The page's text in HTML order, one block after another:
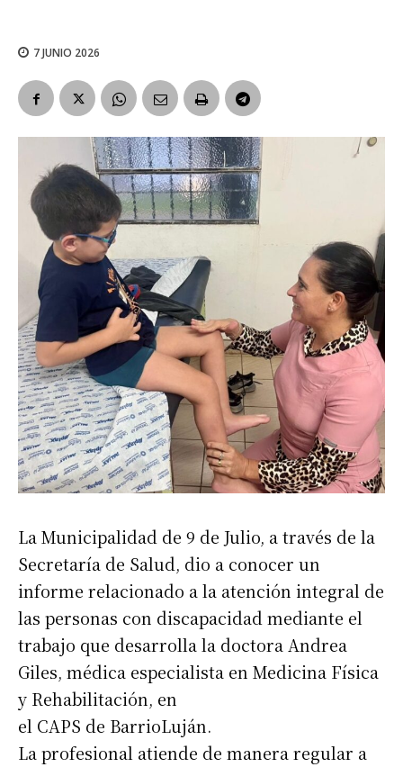
7 JUNIO 2026
La Municipalidad de 9 de Julio, a través de la
Secretaría de Salud, dio a conocer un
informe relacionado a la atención integral de
las personas con discapacidad mediante el
trabajo que desarrolla la doctora Andrea
Giles, médica especialista en Medicina Física
y Rehabilitación, en
el CAPS de BarrioLuján.
La profesional atiende de manera regular a